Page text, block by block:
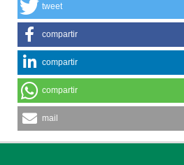
tweet
compartir
compartir
compartir
mail